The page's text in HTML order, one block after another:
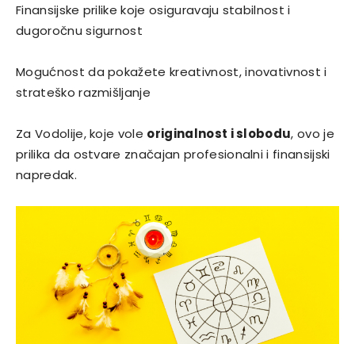
Finansijske prilike koje osiguravaju stabilnost i
dugoročnu sigurnost
Mogućnost da pokažete kreativnost, inovativnost i
strateško razmišljanje
Za Vodolije, koje vole originalnost i slobodu, ovo je
prilika da ostvare značajan profesionalni i finansijski
napredak.